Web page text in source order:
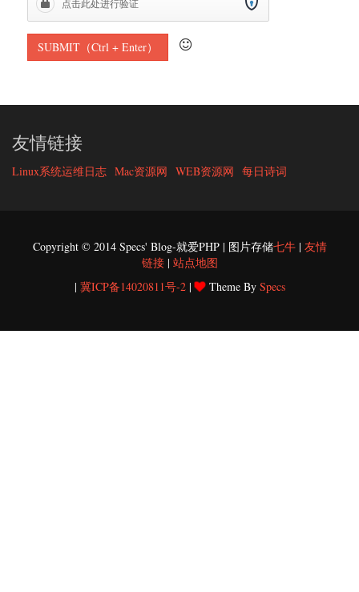
友情链接
Linux系统运维日志 Mac资源网 WEB资源网 每日诗词
Copyright © 2014 Specs' Blog-就爱PHP | 图片存储七牛| 友情
链接| 站点地图
| 冀ICP备14020811号-2| Theme By Specs